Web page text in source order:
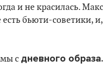
и не красилась.
есть бьюти-советики,
с дневного образа.